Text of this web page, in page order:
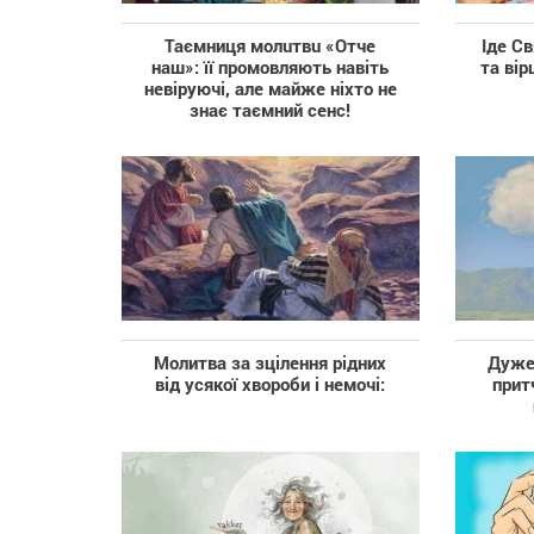
Таємниця молuтвu «Отче
наш»: її промовляють навіть
невіруючі, але майже ніхто не
знає таємний сенс!
Іде
та
Молитва за зцілення рідних
від усякої хвороби і немочі:
Дуже